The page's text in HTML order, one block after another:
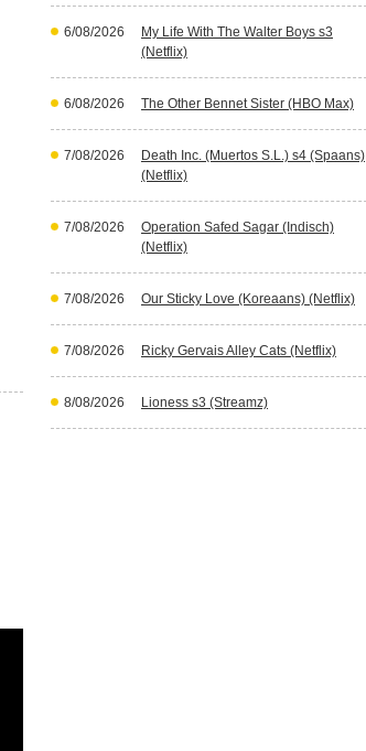
6/08/2026
My Life With The Walter Boys s3
(Netflix)
6/08/2026 The Other Bennet Sister (HBO Max)
7/08/2026
Death Inc. (Muertos S.L.) s4 (Spaans)
(Netflix)
7/08/2026
Operation Safed Sagar (Indisch)
(Netflix)
7/08/2026 Our Sticky Love (Koreaans) (Netflix)
7/08/2026 Ricky Gervais Alley Cats (Netflix)
8/08/2026 Lioness s3 (Streamz)